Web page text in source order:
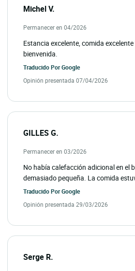
Michel V.
Permanecer en 04/2026
Estancia excelente, comida
bienvenida.
Traducido PorGoogle
Opinión presentada 07/04/2026
GILLES G.
Permanecer en 03/2026
No había calefacción adicional en el
demasiado pequeña. La comida
Traducido PorGoogle
Opinión presentada 29/03/2026
Serge R.